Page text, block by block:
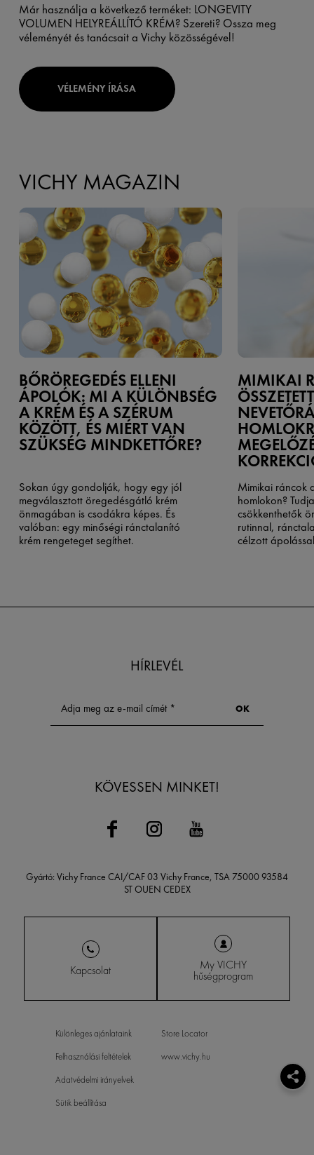
Már használja a következő terméket: LONGEVITY
VOLUMEN HELYREÁLLÍTÓ KRÉM? Szereti? Ossza meg
véleményét és tanácsait a Vichy közösségével!
VÉLEMÉNY ÍRÁSA
VICHY MAGAZIN
BŐRÖREGEDÉS ELLENI
ÁPOLÓK: MI A KÜLÖNBSÉG
A KRÉM ÉS A SZÉRUM
KÖZÖTT, ÉS MIÉRT VAN
SZÜKSÉG MINDKETTŐRE?
Sokan úgy gondolják, hogy egy jól
megválasztott öregedésgátló krém
önmagában is csodákra képes. És
valóban: egy minőségi ránctalanító
krém rengeteget segíthet.
MIMIKAI
Mimikai ráncok
homlokon?
csökkenthetők
rutinnal,
célzott
HÍRLEVÉL
KÖVESSEN MINKET!
Gyártó: Vichy France CAI/CAF 03 Vichy France, TSA 75000 93584
ST OUEN CEDEX
Kapcsolat My VICHY
hűségprogram
Különleges ajánlataink
Felhasználási feltételek
Adatvédelmi irányelvek
Sütik beállítása
Store Locator
www.vichy.hu